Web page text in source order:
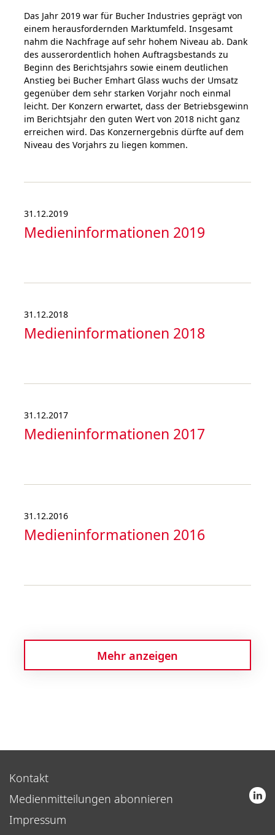
Das Jahr 2019 war für Bucher Industries geprägt von
einem herausfordernden Marktumfeld. Insgesamt
nahm die Nachfrage auf sehr hohem Niveau ab. Dank
des ausserordentlich hohen Auftragsbestands zu
Beginn des Berichtsjahrs sowie einem deutlichen
Anstieg bei Bucher Emhart Glass wuchs der Umsatz
gegenüber dem sehr starken Vorjahr noch einmal
leicht. Der Konzern erwartet, dass der Betriebsgewinn
im Berichtsjahr den guten Wert von 2018 nicht ganz
erreichen wird. Das Konzernergebnis dürfte auf dem
Niveau des Vorjahrs zu liegen kommen.
31.12.2019
Medieninformationen 2019
31.12.2018
Medieninformationen 2018
31.12.2017
Medieninformationen 2017
31.12.2016
Medieninformationen 2016
Mehr anzeigen
Kontakt
Medienmitteilungen abonnieren
Impressum